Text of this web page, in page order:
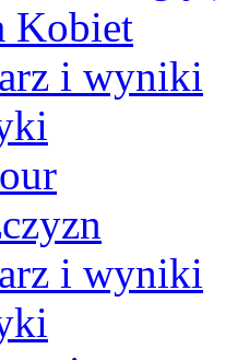
Kobiet
i wyniki
i wyniki